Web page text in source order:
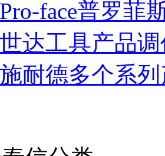
face普罗菲
达工具产品
耐德多个系